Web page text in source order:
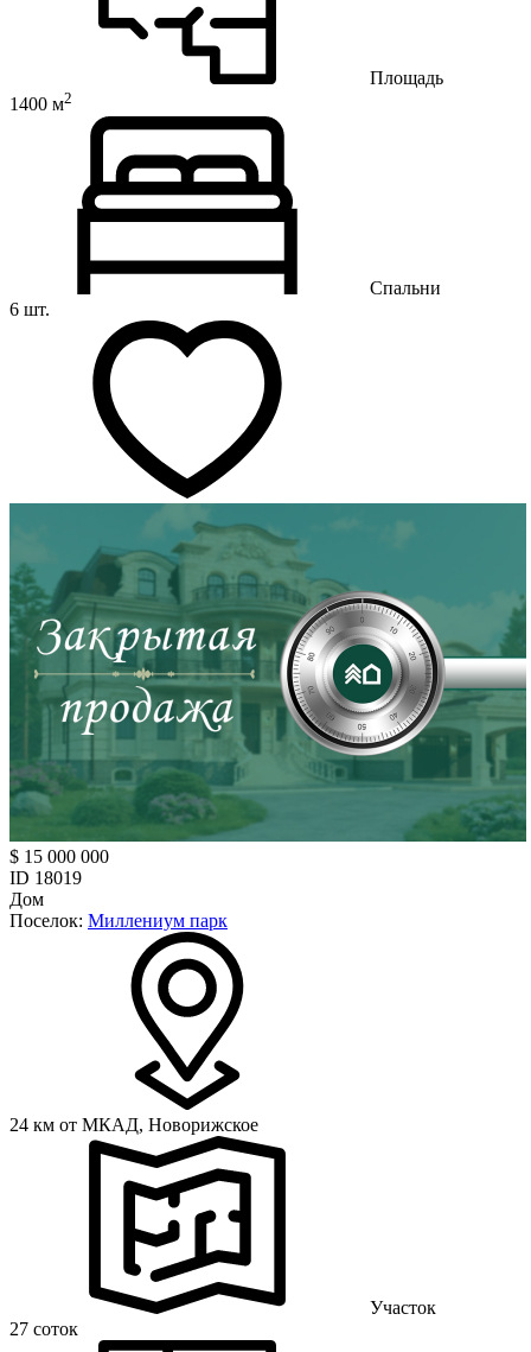
Площадь
1400 м2
Спальни
6 шт.
$ 15 000 000
ID 18019
Дом
Поселок: Миллениум парк
24 км от МКАД, Новорижское
Участок
27 соток